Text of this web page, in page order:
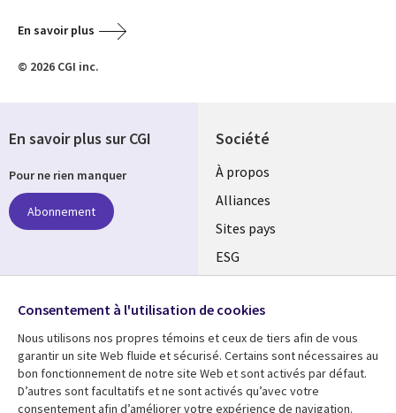
En savoir plus
© 2026 CGI inc.
Société
À propos
Alliances
Sites pays
ESG
Fusions
Salle de presse
En savoir plus sur CGI
Pour ne rien manquer
Abonnement
Suivez-nous
Social
Media
Global
FR
Consentement à l'utilisation de cookies
Nous utilisons nos propres témoins et ceux de tiers afin de vous
garantir un site Web fluide et sécurisé. Certains sont nécessaires au
bon fonctionnement de notre site Web et sont activés par défaut.
D’autres sont facultatifs et ne sont activés qu’avec votre
consentement afin d’améliorer votre expérience de navigation.